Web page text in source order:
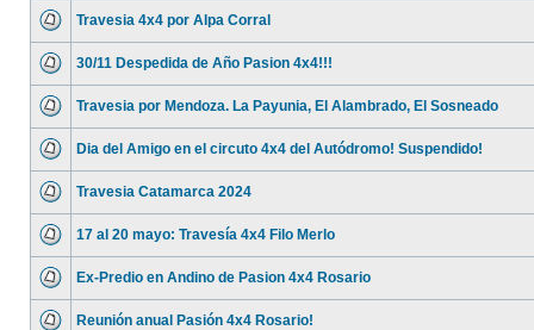
Travesia 4x4 por Alpa Corral
30/11 Despedida de Año Pasion 4x4!!!
Travesia por Mendoza. La Payunia, El Alambrado, El Sosneado
Dia del Amigo en el circuto 4x4 del Autódromo! Suspendido!
Travesia Catamarca 2024
17 al 20 mayo: Travesía 4x4 Filo Merlo
Ex-Predio en Andino de Pasion 4x4 Rosario
Reunión anual Pasión 4x4 Rosario!